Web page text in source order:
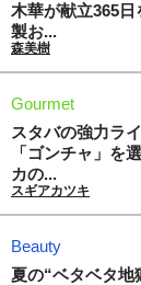
木華が献立365
製お...
森美樹
Gourmet
スタバの強力ラ
「ゴンチャ」を
カの...
スギアカツキ
Beauty
夏の“ベタベタ地